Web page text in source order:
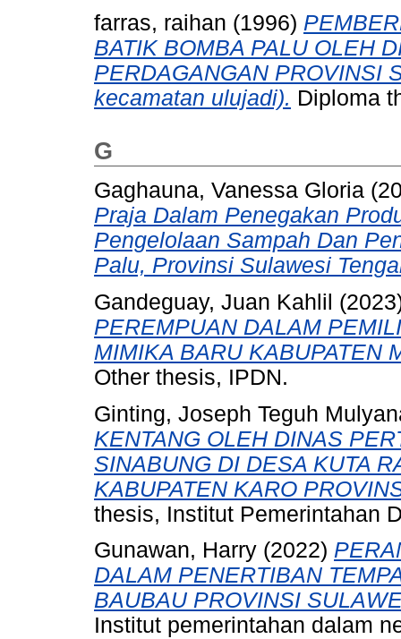
farras, raihan (1996)
BATIK BOMBA PALU OLEH
PERDAGANGAN PROVINSI
kecamatan ulujadi). Diploma
G
Gaghauna, Vanessa Gloria
Praja Dalam Penegakan
Pengelolaan Sampah Dan
Palu, Provinsi Sulawesi
Gandeguay, Juan Kahlil
PEREMPUAN DALAM
MIMIKA BARU KABUPATEN
Other thesis, IPDN.
Ginting, Joseph Teguh
KENTANG OLEH DINAS
SINABUNG DI DESA KUTA
KABUPATEN KARO
thesis, Institut Pemerintahan
Gunawan, Harry (2022)
DALAM PENERTIBAN
BAUBAU PROVINSI
Institut pemerintahan dalam